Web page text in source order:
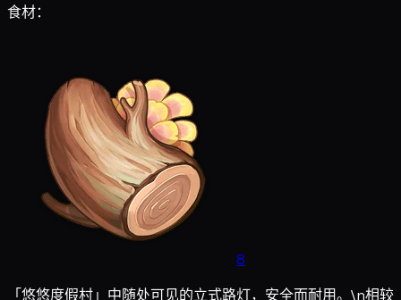
食材：
8
「悠悠度假村」中随处可见的立式路灯，安全而耐用。\n相较